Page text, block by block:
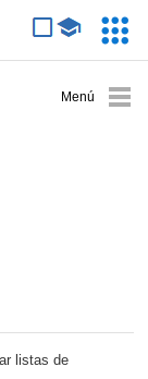
listas de